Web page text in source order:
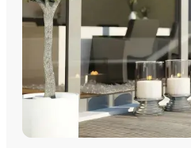
DÉCOUVRIR